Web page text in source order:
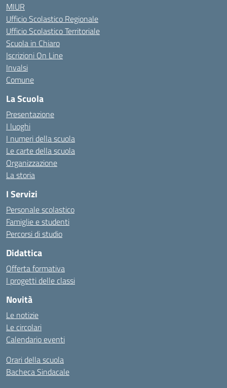
MIUR
Ufficio Scolastico Regionale
Ufficio Scolastico Territoriale
Scuola in Chiaro
Iscrizioni On Line
Invalsi
Comune
La Scuola
Presentazione
I luoghi
I numeri della scuola
Le carte della scuola
Organizzazione
La storia
I Servizi
Personale scolastico
Famiglie e studenti
Percorsi di studio
Didattica
Offerta formativa
I progetti delle classi
Novità
Le notizie
Le circolari
Calendario eventi
Orari della scuola
Bacheca Sindacale